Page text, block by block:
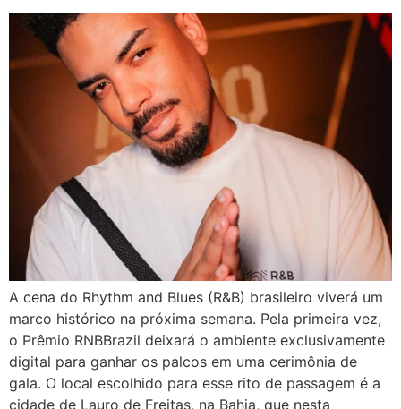
A cena do Rhythm and Blues (R&B) brasileiro viverá um
marco histórico na próxima semana. Pela primeira vez,
o Prêmio RNBBrazil deixará o ambiente exclusivamente
digital para ganhar os palcos em uma cerimônia de
gala. O local escolhido para esse rito de passagem é a
cidade de Lauro de Freitas, na Bahia, que nesta